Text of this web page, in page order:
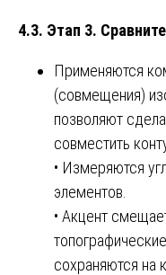
4.3. Этап 3.
Применяются
(совмещения)
позволяют
совместить
• Измеряются
элементов.
• Акцент
сохраняются на